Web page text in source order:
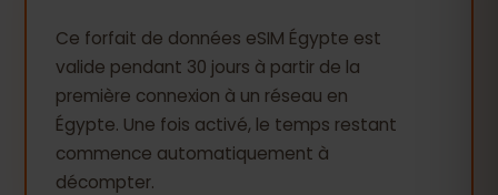
Ce forfait de données eSIM Égypte est
valide pendant 30 jours à partir de la
première connexion à un réseau en
Égypte. Une fois activé, le temps restant
commence automatiquement à
décompter.